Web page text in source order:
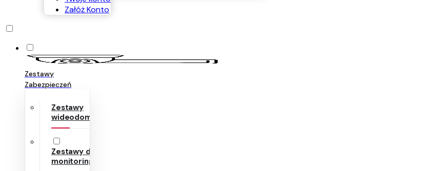
Załóż Konto
Zestawy
Zabezpieczeń
Zestawy
wideodomofonów
Zestawy do
monitoringu